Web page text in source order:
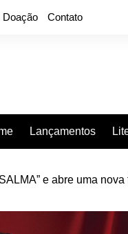
Doação Contato
Lançamentos
“Projeção”, de 2010,